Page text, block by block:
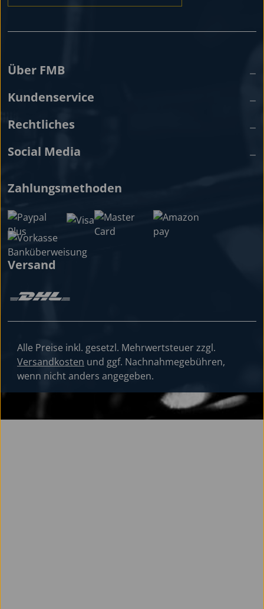
Über FMB
Kundenservice
Rechtliches
Social Media
Zahlungsmethoden
Versand
Alle Preise inkl. gesetzl. Mehrwertsteuer zzgl.
Versandkosten und ggf. Nachnahmegebühren,
wenn nicht anders angegeben.